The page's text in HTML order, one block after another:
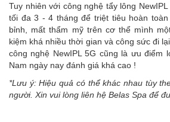
Tuy nhiên với công nghệ tẩy lông
tối đa 3 - 4 tháng để triệt tiêu hoàn
bỉnh, mất thẩm mỹ trên cơ thể mình
kiệm khá nhiều thời gian và công sức đi
công nghệ NewIPL 5G cũng là ưu điểm
Nam ngày nay đánh giá khá cao !
*Lưu ý: Hiệu quả có thể khác nhau tùy
người. Xin vui lòng liên hệ Belas Spa để